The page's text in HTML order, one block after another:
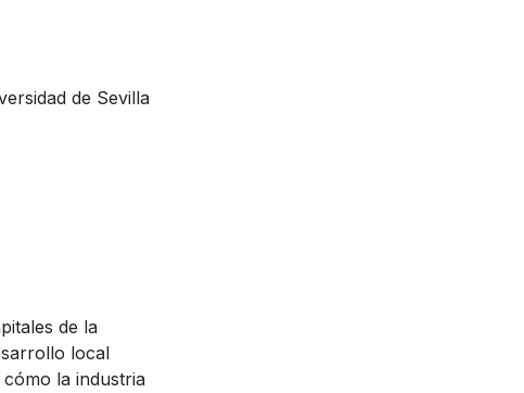
de Sevilla
de la
local
la industria